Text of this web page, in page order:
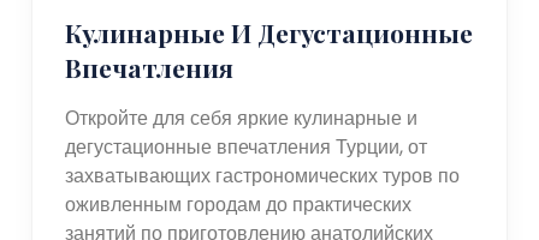
Кулинарные И Дегустационные
Впечатления
Откройте для себя яркие кулинарные и
дегустационные впечатления Турции, от
захватывающих гастрономических туров по
оживленным городам до практических
занятий по приготовлению анатолийских